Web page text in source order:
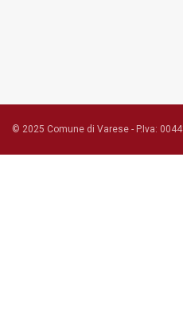
© 2025 Comune di Varese - P.Iva: